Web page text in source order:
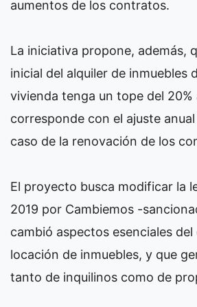
aumentos de los contratos.
La iniciativa propone, además,
inicial del alquiler de inmuebles
vivienda tenga un tope del 20%
corresponde con el ajuste anual
caso de la renovación de los
El proyecto busca modificar la
2019 por Cambiemos -
cambió aspectos esenciales
locación de inmuebles, y que
tanto de inquilinos como de